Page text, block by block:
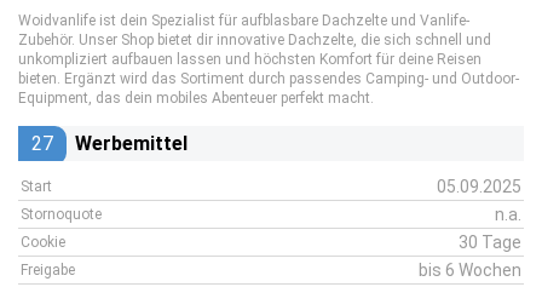
Woidvanlife ist dein Spezialist für aufblasbare Dachzelte und Vanlife-
Zubehör. Unser Shop bietet dir innovative Dachzelte, die sich schnell und
unkompliziert aufbauen lassen und höchsten Komfort für deine Reisen
bieten. Ergänzt wird das Sortiment durch passendes Camping- und Outdoor-
Equipment, das dein mobiles Abenteuer perfekt macht.
27 Werbemittel
Start 05.09.2025
Stornoquote n.a.
Cookie 30 Tage
Freigabe bis 6 Wochen